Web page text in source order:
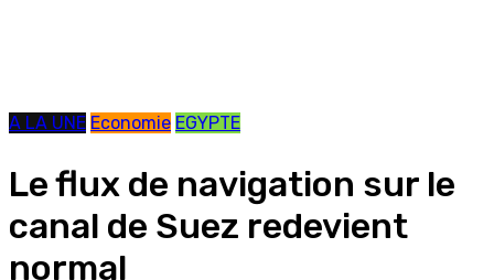
A LA UNE Economie EGYPTE
Le flux de navigation sur le
canal de Suez redevient
normal